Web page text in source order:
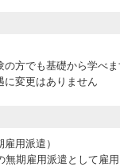
方でも基礎から学べま
変更はありません
用派遣）
期雇用派遣として雇